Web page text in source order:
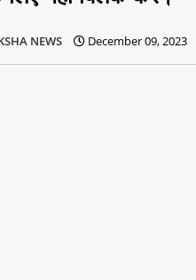
NEWS December 09, 2023